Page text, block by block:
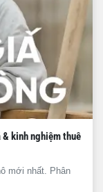
kinh nghiệm thuê
mới nhất. Phân